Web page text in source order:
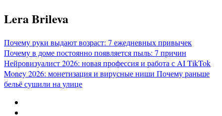
Перейти
к
Lera Brileva
Почему руки выдают возраст: 7 ежедневных привычек
Почему в доме постоянно появляется пыль: 7 причин
Нейровизуалист 2026: новая профессия и работа с AITikTok
Money 2026: монетизация и вирусные ниши Почему раньше
бельё сушили на улице